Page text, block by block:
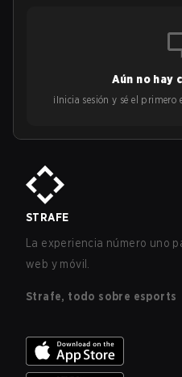
Aún no hay
¡Inicia sesión y sé el primero
STRAFE
La experiencia número uno
web y móvil.
Strafe, todo sobre esports